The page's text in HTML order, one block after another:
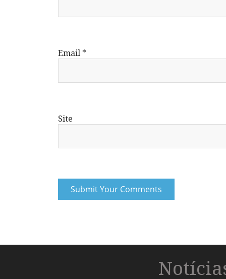
Email *
Site